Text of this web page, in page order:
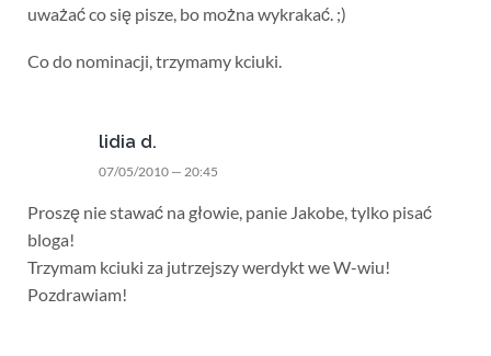
uważać co się pisze, bo można wykrakać. ;)
Co do nominacji, trzymamy kciuki.
lidia d.
07/05/2010 — 20:45
Proszę nie stawać na głowie, panie Jakobe, tylko pisać
bloga!
Trzymam kciuki za jutrzejszy werdykt we W-wiu!
Pozdrawiam!